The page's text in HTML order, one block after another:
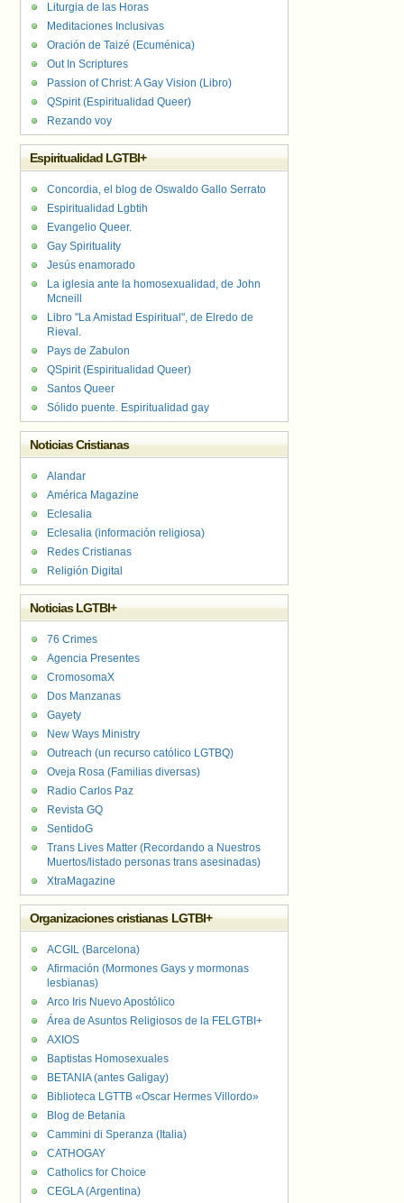
Liturgia de las Horas
Meditaciones Inclusivas
Oración de Taizé (Ecuménica)
Out In Scriptures
Passion of Christ: A Gay Vision (Libro)
QSpirit (Espiritualidad Queer)
Rezando voy
Espiritualidad LGTBI+
Concordia, el blog de Oswaldo Gallo Serrato
Espiritualidad Lgbtih
Evangelio Queer.
Gay Spirituality
Jesús enamorado
La iglesia ante la homosexualidad, de John
Mcneill
Libro "La Amistad Espiritual", de Elredo de
Rieval.
Pays de Zabulon
QSpirit (Espiritualidad Queer)
Santos Queer
Sólido puente. Espiritualidad gay
Noticias Cristianas
Alandar
América Magazine
Eclesalia
Eclesalia (información religiosa)
Redes Cristianas
Religión Digital
Noticias LGTBI+
76 Crimes
Agencia Presentes
CromosomaX
Dos Manzanas
Gayety
New Ways Ministry
Outreach (un recurso católico LGTBQ)
Oveja Rosa (Familias diversas)
Radio Carlos Paz
Revista GQ
SentidoG
Trans Lives Matter (Recordando a Nuestros
Muertos/listado personas trans asesinadas)
XtraMagazine
Organizaciones cristianas LGTBI+
ACGIL (Barcelona)
Afirmación (Mormones Gays y mormonas
lesbianas)
Arco Iris Nuevo Apostólico
Área de Asuntos Religiosos de la FELGTBI+
AXIOS
Baptistas Homosexuales
BETANIA (antes Galigay)
Biblioteca LGTTB «Oscar Hermes Villordo»
Blog de Betania
Cammini di Speranza (Italia)
CATHOGAY
Catholics for Choice
CEGLA (Argentina)